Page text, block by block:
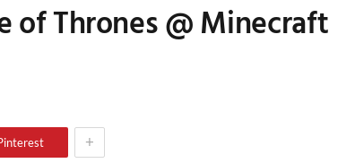
of Thrones @ Minecraft
+